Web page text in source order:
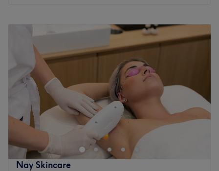
10:00–18:30
10:00–20:00
Donderdag
Vrijdag
10:00
Zaterdag
11:00
Zondag
12:00–20:00
Go to venue
Nay Skincare